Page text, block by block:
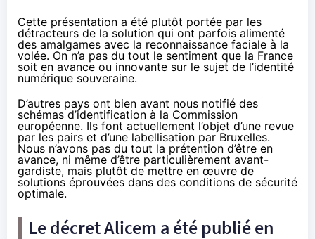
Cette présentation a été plutôt portée par les
détracteurs de la solution qui ont parfois alimenté
des amalgames avec la reconnaissance faciale à la
volée. On n’a pas du tout le sentiment que la France
soit en avance ou innovante sur le sujet de l’identité
numérique souveraine.
D’autres pays ont bien avant nous notifié des
schémas d’identification à la Commission
européenne. Ils font actuellement l’objet d’une revue
par les pairs et d’une labellisation par Bruxelles.
Nous n’avons pas du tout la prétention d’être en
avance, ni même d’être particulièrement avant-
gardiste, mais plutôt de mettre en œuvre de
solutions éprouvées dans des conditions de sécurité
optimale.
Le décret Alicem a été publié en